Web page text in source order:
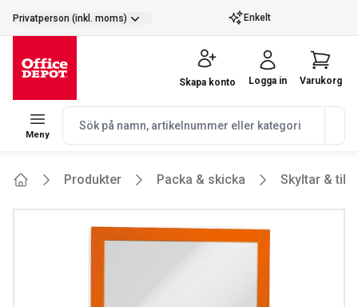
selector.vat
Privatperson (inkl. moms) Enkelt
Meny
navbar.quicksearch.label
Skapa konto Logga in Varukorg
Produkter Packa & skicka Skyltar &